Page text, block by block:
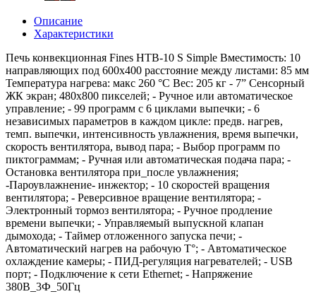
Описание
Характеристики
Печь конвекционная Fines HTB-10 S Simple Вместимость: 10
направляющих под 600x400 расстояние между листами: 85 мм
Температура нагрева: макс 260 °C Вес: 205 кг - 7” Сенсорный
ЖК экран; 480x800 пикселей; - Ручное или автоматическое
управление; - 99 программ с 6 циклами выпечки; - 6
независимых параметров в каждом цикле: предв. нагрев,
темп. выпечки, интенсивность увлажнения, время выпечки,
скорость вентилятора, вывод пара; - Выбор программ по
пиктограммам; - Ручная или автоматическая подача пара; -
Остановка вентилятора при_после увлажнения;
-Пароувлажнение- инжектор; - 10 скоростей вращения
вентилятора; - Реверсивное вращение вентилятора; -
Электронный тормоз вентилятора; - Ручное продление
времени выпечки; - Управляемый выпускной клапан
дымохода; - Таймер отложенного запуска печи; -
Автоматический нагрев на рабочую Т°; - Автоматическое
охлаждение камеры; - ПИД-регуляция нагревателей; - USB
порт; - Подключение к сети Ethernet; - Напряжение
380В_3Ф_50Гц